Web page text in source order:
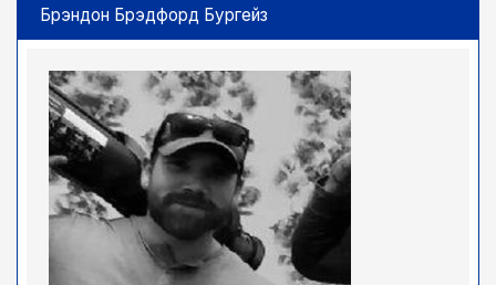
Брэндон Брэдфорд Бургейз